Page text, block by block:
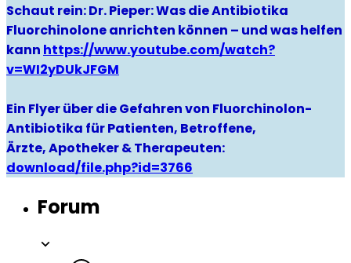
Schaut rein: Dr. Pieper: Was die Antibiotika
Fluorchinolone anrichten können – und was helfen
kann https://www.youtube.com/watch?
v=WI2yDUkJFGM
Ein Flyer über die Gefahren von Fluorchinolon-
Antibiotika für Patienten, Betroffene,
Ärzte, Apotheker & Therapeuten:
download/file.php?id=3766
Forum